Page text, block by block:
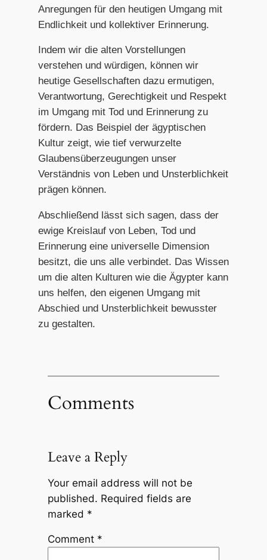
Anregungen für den heutigen Umgang mit
Endlichkeit und kollektiver Erinnerung.
Indem wir die alten Vorstellungen
verstehen und würdigen, können wir
heutige Gesellschaften dazu ermutigen,
Verantwortung, Gerechtigkeit und Respekt
im Umgang mit Tod und Erinnerung zu
fördern. Das Beispiel der ägyptischen
Kultur zeigt, wie tief verwurzelte
Glaubensüberzeugungen unser
Verständnis von Leben und Unsterblichkeit
prägen können.
Abschließend lässt sich sagen, dass der
ewige Kreislauf von Leben, Tod und
Erinnerung eine universelle Dimension
besitzt, die uns alle verbindet. Das Wissen
um die alten Kulturen wie die Ägypter kann
uns helfen, den eigenen Umgang mit
Abschied und Unsterblichkeit bewusster
zu gestalten.
Comments
Leave a Reply
Your email address will not be
published. Required fields are
marked *
Comment *